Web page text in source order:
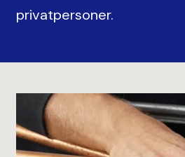
privatpersoner.